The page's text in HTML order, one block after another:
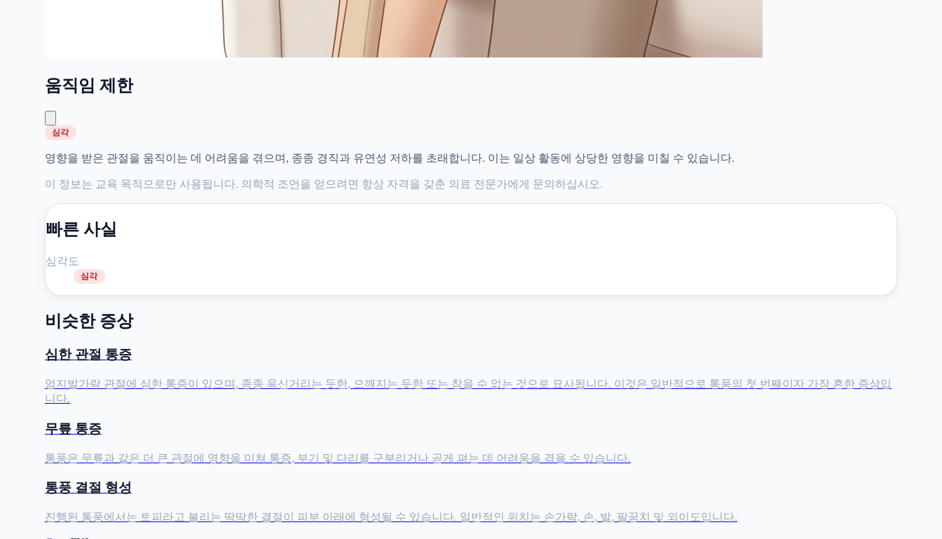
움직임 제한
심각
영향을 받은 관절을 움직이는 데 어려움을 겪으며, 종종 경직과 유연성 저하를 초래합니다. 이는 일상 활동에 상당한 영향을 미칠 수 있습니다.
이 정보는 교육 목적으로만 사용됩니다. 의학적 조언을 얻으려면 항상 자격을 갖춘 의료 전문가에게 문의하십시오.
빠른 사실
심각도
심각
비슷한 증상
심한 관절 통증
엄지발가락 관절에 심한 통증이 있으며, 종종 욱신거리는 듯한, 으깨지는 듯한 또는 참을 수 없는 것으로 묘사됩니다. 이것은 일반적으로 통풍의 첫 번째이자 가장 흔한 증상입
니다.
무릎 통증
통풍은 무릎과 같은 더 큰 관절에 영향을 미쳐 통증, 부기 및 다리를 구부리거나 곧게 펴는 데 어려움을 겪을 수 있습니다.
통풍 결절 형성
진행된 통풍에서는 토피라고 불리는 딱딱한 결절이 피부 아래에 형성될 수 있습니다. 일반적인 위치는 손가락, 손, 발, 팔꿈치 및 외이도입니다.